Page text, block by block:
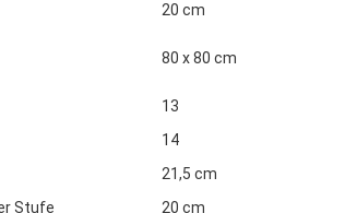
20 cm
80 x 80 cm
13
14
21,5 cm
Stufe
20 cm